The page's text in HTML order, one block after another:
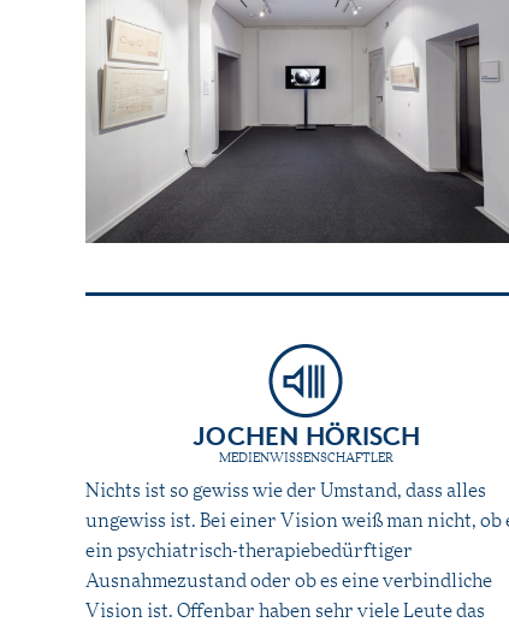
JOCHEN HÖRISCH
MEDIENWISSENSCHAFTLER
Nichts ist so gewiss wie der Umstand, dass alles
ungewiss ist. Bei einer Vision weiß man nicht, ob
ein psychiatrisch-therapiebedürftiger
Ausnahmezustand oder ob es eine verbindliche
Vision ist. Offenbar haben sehr viele Leute das